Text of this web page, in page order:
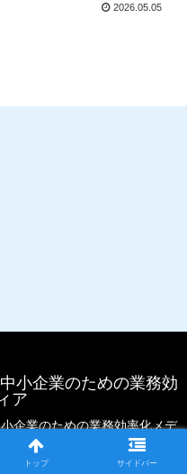
2026.05.05
小企業のための業務効
ア
企業のための業務効率化メデ
トップ サイドバー